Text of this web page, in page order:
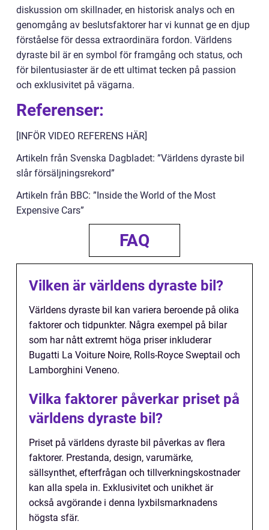
diskussion om skillnader, en historisk analys och en
genomgång av beslutsfaktorer har vi kunnat ge en djup
förståelse för dessa extraordinära fordon. Världens
dyraste bil är en symbol för framgång och status, och
för bilentusiaster är de ett ultimat tecken på passion
och exklusivitet på vägarna.
Referenser:
[INFÖR VIDEO REFERENS HÄR]
Artikeln från Svenska Dagbladet: ”Världens dyraste bil
slår försäljningsrekord”
Artikeln från BBC: ”Inside the World of the Most
Expensive Cars”
FAQ
Vilken är världens dyraste bil?
Världens dyraste bil kan variera beroende på olika
faktorer och tidpunkter. Några exempel på bilar
som har nått extremt höga priser inkluderar
Bugatti La Voiture Noire, Rolls-Royce Sweptail och
Lamborghini Veneno.
Vilka faktorer påverkar priset på
världens dyraste bil?
Priset på världens dyraste bil påverkas av flera
faktorer. Prestanda, design, varumärke,
sällsynthet, efterfrågan och tillverkningskostnader
kan alla spela in. Exklusivitet och unikhet är
också avgörande i denna lyxbilsmarknadens
högsta sfär.